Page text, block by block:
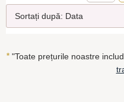
* "Toate prețurile noastre